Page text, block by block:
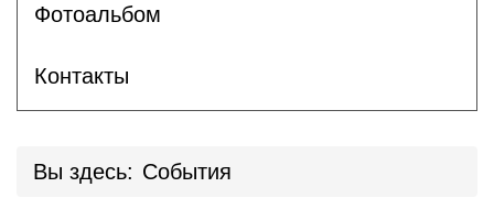
Фотоальбом
Контакты
Вы здесь: События